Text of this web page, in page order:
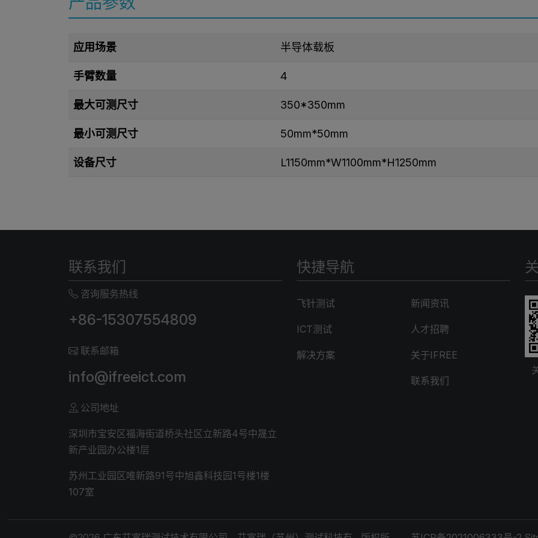
应用场景 半导体载板
手臂数量 4
最大可测尺寸 350*350mm
最小可测尺寸 50mm*50mm
设备尺寸 L1150mm*W1100mm*H1250mm
联系我们
咨询服务热线
+86-15307554809
联系邮箱
info@ifreeict.com
公司地址
深圳市宝安区福海街道桥头社区立新路4号中晟立
新产业园办公楼1层
苏州工业园区唯新路91号中旭鑫科技园1号楼1楼
107室
快捷导航
飞针测试
ICT测试
解决方案
新闻资讯
人才招聘
关于IFREE
联系我们